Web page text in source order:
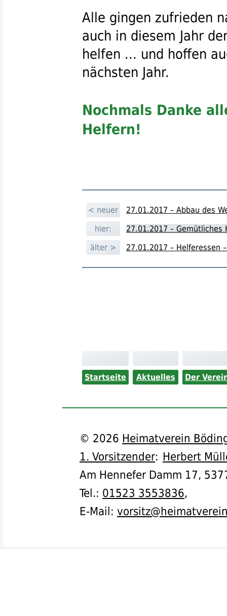
Alle gingen zufrieden
auch in diesem Jahr
helfen ... und hoffen
nächsten Jahr.
Nochmals Danke
Helfern!
< neuer
27.01.2017 – Abbau des
hier:
27.01.2017 – Gemütliches
älter >
27.01.2017 – Helferessen
Startseite Aktuelles Der
© 2026 Heimatverein
1. Vorsitzender: Herbert
Am Hennefer Damm 17,
Tel.: 01523 3553836,
E-Mail: